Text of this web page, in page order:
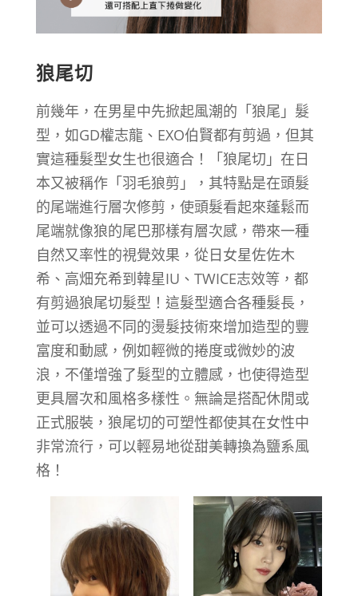
狼尾切
前幾年，在男星中先掀起風潮的「狼尾」髮
型，如GD權志龍、EXO伯賢都有剪過，但其
實這種髮型女生也很適合！「狼尾切」在日
本又被稱作「羽毛狼剪」，其特點是在頭髮
的尾端進行層次修剪，使頭髮看起來蓬鬆而
尾端就像狼的尾巴那樣有層次感，帶來一種
自然又率性的視覺效果，從日女星佐佐木
希、高畑充希到韓星IU、TWICE志效等，都
有剪過狼尾切髮型！這髮型適合各種髮長，
並可以透過不同的燙髮技術來增加造型的豐
富度和動感，例如輕微的捲度或微妙的波
浪，不僅增強了髮型的立體感，也使得造型
更具層次和風格多樣性。無論是搭配休閒或
正式服裝，狼尾切的可塑性都使其在女性中
非常流行，可以輕易地從甜美轉換為鹽系風
格！